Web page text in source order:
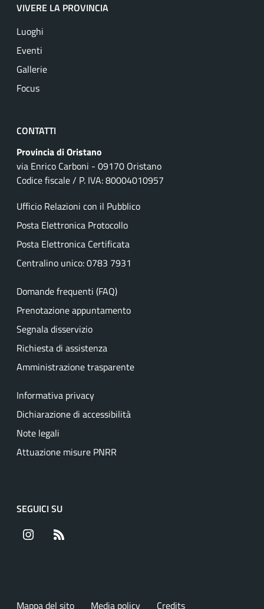
VIVERE LA PROVINCIA
Luoghi
Eventi
Gallerie
Focus
CONTATTI
Provincia di Oristano
via Enrico Carboni - 09170 Oristano
Codice fiscale / P. IVA: 80004010957
Ufficio Relazioni con il Pubblico
Posta Elettronica Protocollo
Posta Elettronica Certificata
Centralino unico: 0783 7931
Domande frequenti (FAQ)
Prenotazione appuntamento
Segnala disservizio
Richiesta di assistenza
Amministrazione trasparente
Informativa privacy
Dichiarazione di accessibilità
Note legali
Attuazione misure PNRR
SEGUICI SU
Instagram
Mappa del sito Media policy Credits